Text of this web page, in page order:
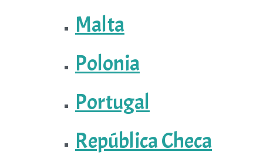
Malta
Polonia
Portugal
República Checa